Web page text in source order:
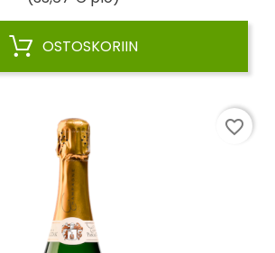
OSTOSKORIIN
favorite_border